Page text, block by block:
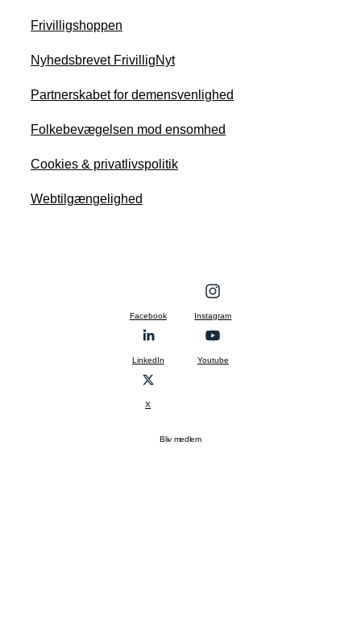
Frivilligshoppen
Nyhedsbrevet FrivilligNyt
Partnerskabet for demensvenlighed
Folkebevægelsen mod ensomhed
Cookies & privatlivspolitik
Webtilgængelighed
Facebook Instagram
LinkedIn Youtube
X
Bliv medlem